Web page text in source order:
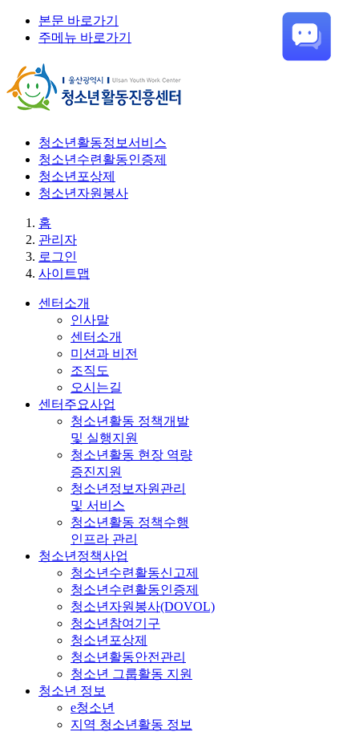
본문 바로가기
주메뉴 바로가기
청소년활동정보서비스
청소년수련활동인증제
청소년포상제
청소년자원봉사
홈
관리자
로그인
사이트맵
센터소개
인사말
센터소개
미션과 비전
조직도
오시는길
센터주요사업
청소년활동 정책개발
및 실행지원
청소년활동 현장 역량
증진지원
청소년정보자원관리
및 서비스
청소년활동 정책수행
인프라 관리
청소년정책사업
청소년수련활동신고제
청소년수련활동인증제
청소년자원봉사(DOVOL)
청소년참여기구
청소년포상제
청소년활동안전관리
청소년 그룹활동 지원
청소년 정보
e청소년
지역 청소년활동 정보